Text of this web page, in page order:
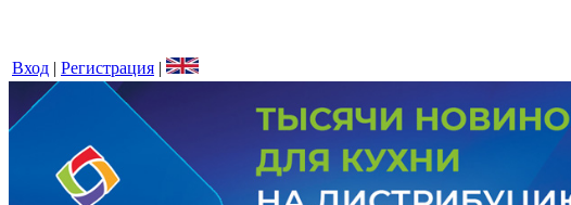
Вход | Регистрация |